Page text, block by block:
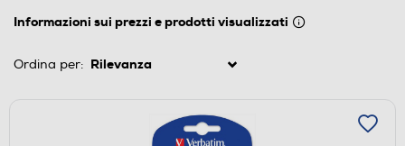
Informazioni sui prezzi e prodotti visualizzati
Ordina per: